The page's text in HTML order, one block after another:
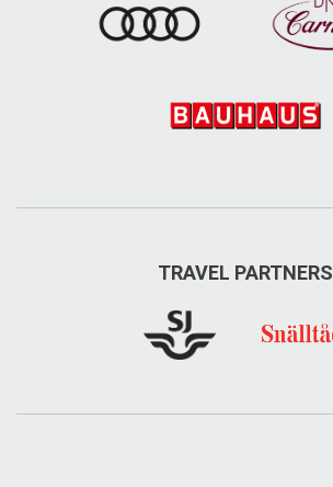
TRAVEL PARTNERS